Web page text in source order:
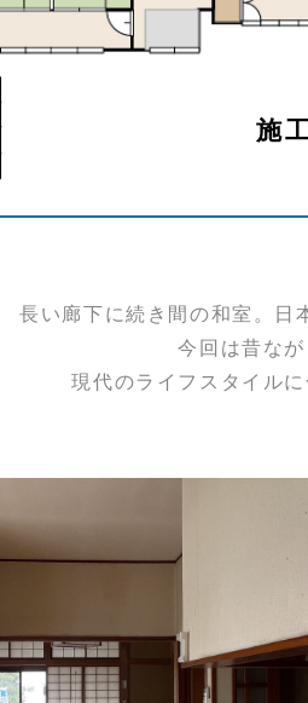
施
長い廊下に続き間の和室。日
今回は昔な
現代のライフスタイル